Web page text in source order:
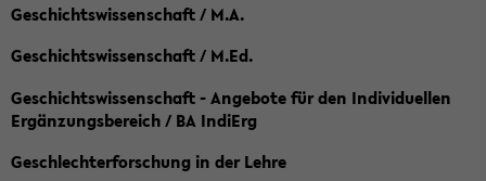
Geschichtswissenschaft / M.A.
Geschichtswissenschaft / M.Ed.
Geschichtswissenschaft - Angebote für den Individuellen
Ergänzungsbereich / BA IndiErg
Geschlechterforschung in der Lehre